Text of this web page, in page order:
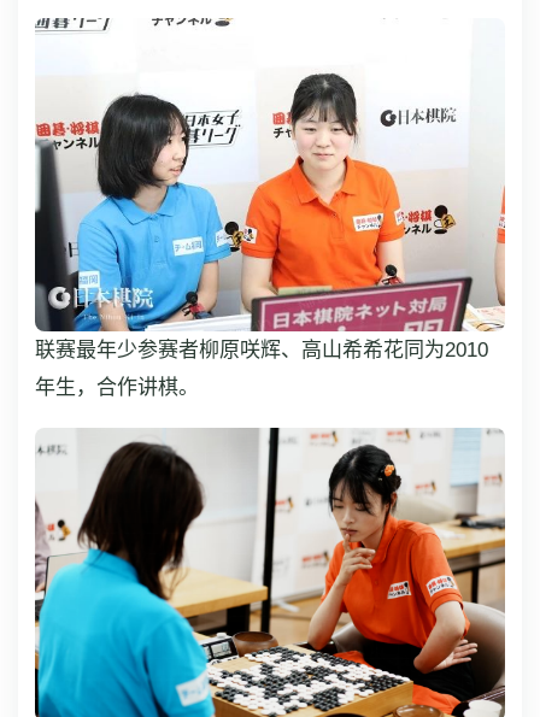
联赛最年少参赛者柳原咲辉、高山希希花同为2010
年生，合作讲棋。